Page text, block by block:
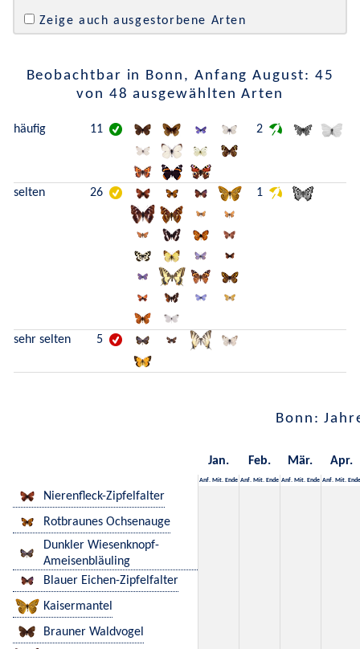
Zeige auch ausgestorbene Arten
Beobachtbar in Bonn, Anfang August: 45
von 48 ausgewählten Arten
häufig 11 2
selten 26 1
sehr selten 5
Bonn:
Jan. Feb. Mär. Apr.
Anf. Mit. Ende Anf. Mit. Ende Anf. Mit. Ende Anf. Mit. Ende
Nierenfleck-Zipfelfalter
Rotbraunes Ochsenauge
Dunkler Wiesenknopf-
Ameisenbläuling
Blauer Eichen-Zipfelfalter
Kaisermantel
Brauner Waldvogel